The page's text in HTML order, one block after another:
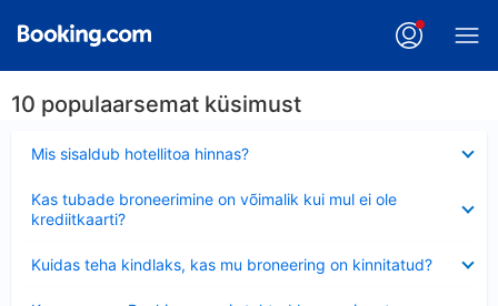
10 populaarsemat küsimust
Mis sisaldub hotellitoa hinnas?
Kas tubade broneerimine on võimalik kui mul ei ole
krediitkaarti?
Kuidas teha kindlaks, kas mu broneering on kinnitatud?